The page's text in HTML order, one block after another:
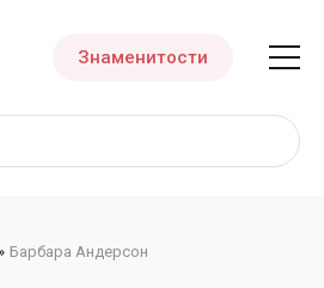
Знаменитости
Барбара Андерсон